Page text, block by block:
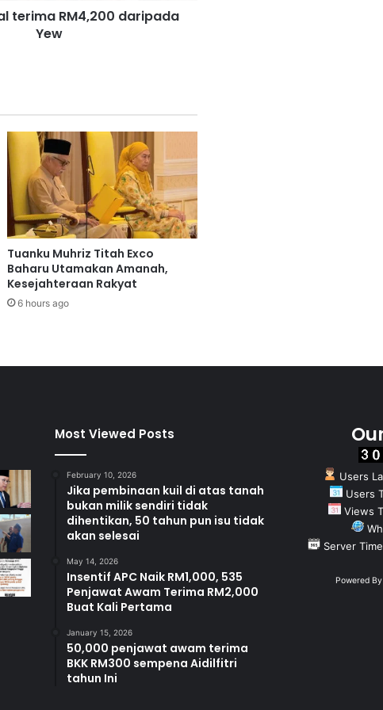
terima RM4,200 daripada
Yew
Tuanku Muhriz Titah Exco
Baharu Utamakan Amanah,
Kesejahteraan Rakyat
6 hours ago
Most Viewed Posts
February 10, 2026
Jika pembinaan kuil di atas tanah
bukan milik sendiri tidak
dihentikan, 50 tahun pun isu tidak
akan selesai
May 14, 2026
Insentif APC Naik RM1,000, 535
Penjawat Awam Terima RM2,000
Buat Kali Pertama
January 15, 2026
50,000 penjawat awam terima
BKK RM300 sempena Aidilfitri
tahun Ini
Users
Users
Views
Server
Powered By